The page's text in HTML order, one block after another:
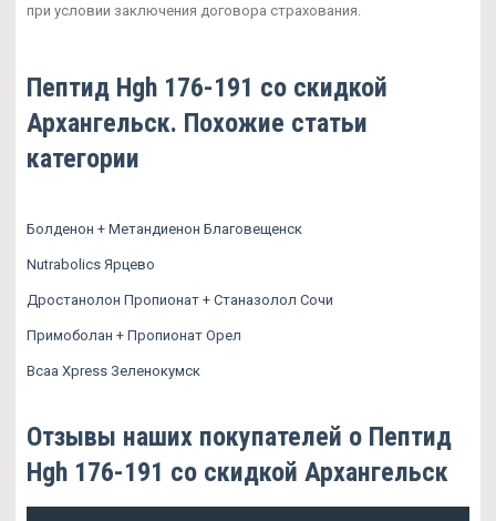
при условии заключения договора страхования.
Пептид Hgh 176-191 со скидкой
Архангельск. Похожие статьи
категории
Болденон + Метандиенон Благовещенск
Nutrabolics Ярцево
Дростанолон Пропионат + Станазолол Сочи
Примоболан + Пропионат Орел
Bcaa Xpress Зеленокумск
Отзывы наших покупателей о Пептид
Hgh 176-191 со скидкой Архангельск